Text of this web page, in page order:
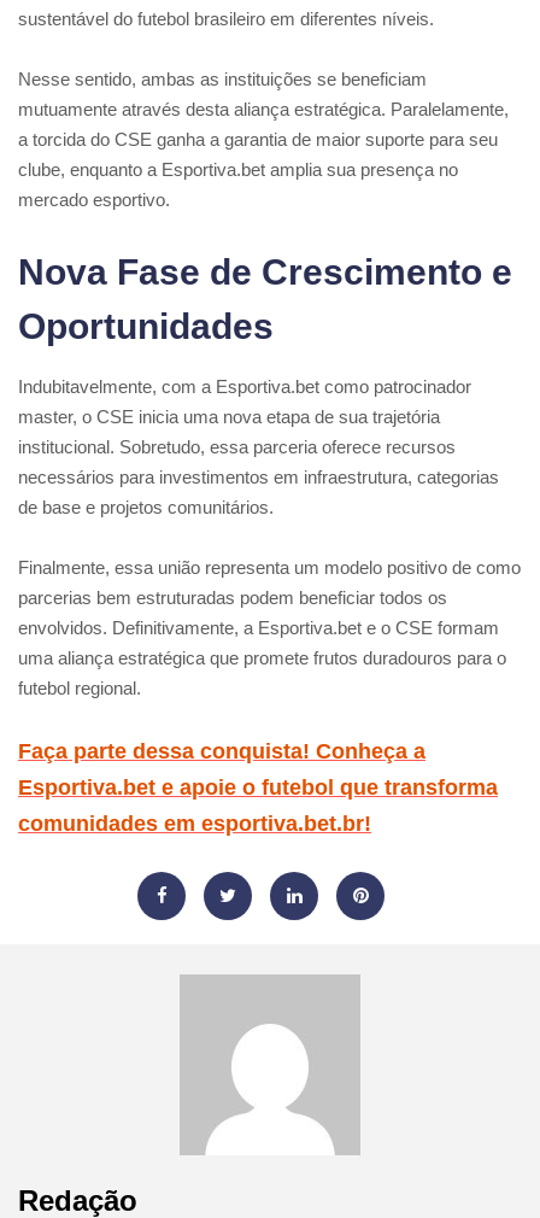
sustentável do futebol brasileiro em diferentes níveis.
Nesse sentido, ambas as instituições se beneficiam
mutuamente através desta aliança estratégica. Paralelamente,
a torcida do CSE ganha a garantia de maior suporte para seu
clube, enquanto a Esportiva.bet amplia sua presença no
mercado esportivo.
Nova Fase de Crescimento e
Oportunidades
Indubitavelmente, com a Esportiva.bet como patrocinador
master, o CSE inicia uma nova etapa de sua trajetória
institucional. Sobretudo, essa parceria oferece recursos
necessários para investimentos em infraestrutura, categorias
de base e projetos comunitários.
Finalmente, essa união representa um modelo positivo de como
parcerias bem estruturadas podem beneficiar todos os
envolvidos. Definitivamente, a Esportiva.bet e o CSE formam
uma aliança estratégica que promete frutos duradouros para o
futebol regional.
Faça parte dessa conquista! Conheça a
Esportiva.bet e apoie o futebol que transforma
comunidades em esportiva.bet.br!
Redação